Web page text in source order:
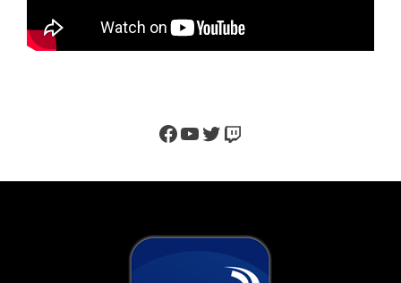
Facebook
YouTube
Twitter
Twitch